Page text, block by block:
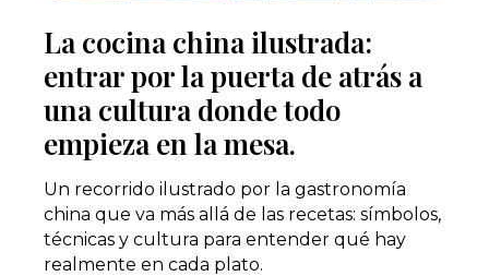
La cocina china ilustrada:
entrar por la puerta de atrás a
una cultura donde todo
empieza en la mesa.
Un recorrido ilustrado por la gastronomía
china que va más allá de las recetas: símbolos,
técnicas y cultura para entender qué hay
realmente en cada plato.